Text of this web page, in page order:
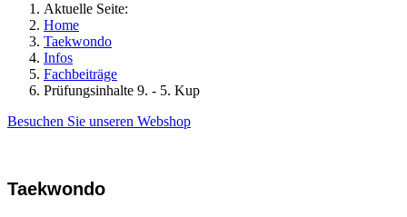
Aktuelle Seite:
Home
Taekwondo
Infos
Fachbeiträge
Prüfungsinhalte 9. - 5. Kup
Besuchen Sie unseren Webshop
Taekwondo